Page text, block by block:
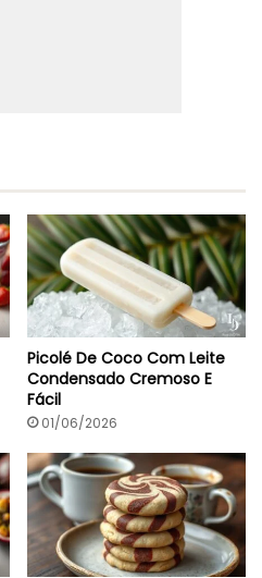
Picolé De Coco Com Leite
Condensado Cremoso E
Fácil
01/06/2026